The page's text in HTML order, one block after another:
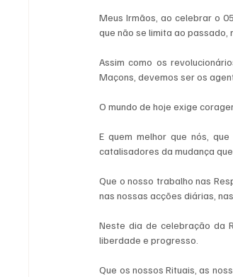
Meus Irmãos, ao celebrar o
que não se limita ao passado,
Assim como os
Maçons, devemos ser os
O mundo de hoje exige
E quem melhor que nós,
catalisadores da mudança
Que o nosso trabalho nas
nas nossas acções diárias,
Neste dia de celebração da
liberdade e progresso.
Que os nossos Rituais, as